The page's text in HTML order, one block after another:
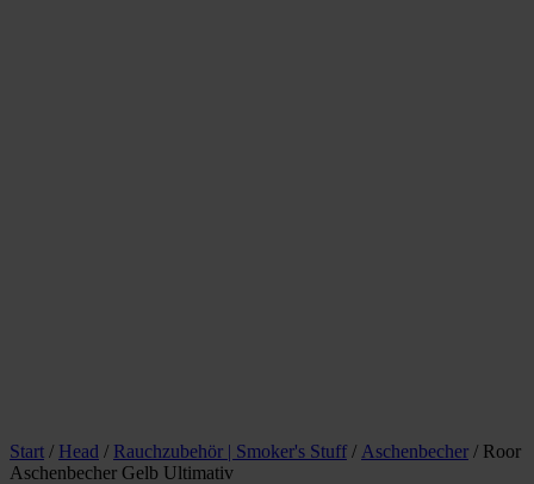
Start / Head / Rauchzubehör | Smoker's Stuff / Aschenbecher / Roor
Aschenbecher Gelb Ultimativ